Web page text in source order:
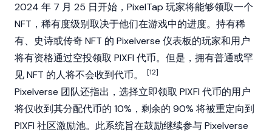
2024 年 7 月 25 日开始，PixelTap 玩家将能够领取一个
NFT ，稀有度级别取决于他们在游戏中的进度。持有稀
有、史诗或传奇 NFT 的 Pixelverse 仪表板的玩家和用户
将有资格通过空投领取 PIXFI 代币。但是，拥有普通或罕
见 NFT 的人将不会收到代币。
[12]
Pixelverse 团队还指出，选择立即领取 PIXFI 代币的用户
将仅收到其分配代币的 10%，剩余的 90% 将被重定向到
PIXFI 社区激励池。此系统旨在鼓励继续参与 Pixelverse